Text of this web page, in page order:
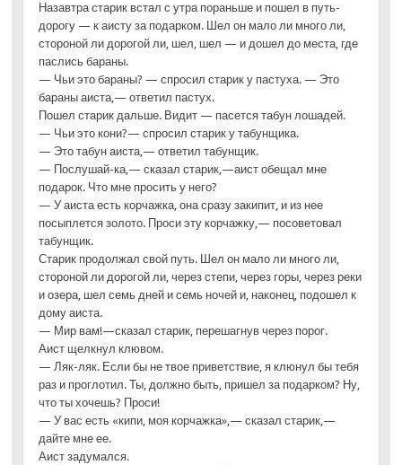
Назавтра старик встал с утра пораньше и пошел в путь-
дорогу — к аисту за подарком. Шел он мало ли много ли,
стороной ли дорогой ли, шел, шел — и дошел до места, где
паслись бараны.
— Чьи это бараны? — спросил старик у пастуха. — Это
бараны аиста,— ответил пастух.
Пошел старик дальше. Видит — пасется табун лошадей.
— Чьи это кони?— спросил старик у табунщика.
— Это табун аиста,— ответил табунщик.
— Послушай-ка,— сказал старик,—аист обещал мне
подарок. Что мне просить у него?
— У аиста есть корчажка, она сразу закипит, и из нее
посыплется золото. Проси эту корчажку,— посоветовал
табунщик.
Старик продолжал свой путь. Шел он мало ли много ли,
стороной ли дорогой ли, через степи, через горы, через реки
и озера, шел семь дней и семь ночей и, наконец, подошел к
дому аиста.
— Мир вам!—сказал старик, перешагнув через порог.
Аист щелкнул клювом.
— Ляк-ляк. Если бы не твое приветствие, я клюнул бы тебя
раз и проглотил. Ты, должно быть, пришел за подарком? Ну,
что ты хочешь? Проси!
— У вас есть «кипи, моя корчажка»,— сказал старик,—
дайте мне ее.
Аист задумался.